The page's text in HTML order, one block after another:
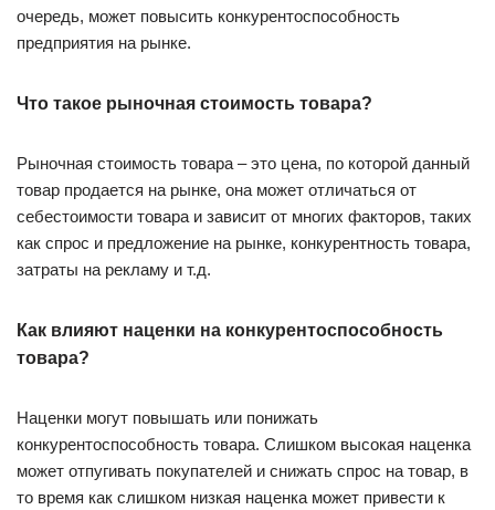
очередь, может повысить конкурентоспособность
предприятия на рынке.
Что такое рыночная стоимость товара?
Рыночная стоимость товара – это цена, по которой данный
товар продается на рынке, она может отличаться от
себестоимости товара и зависит от многих факторов, таких
как спрос и предложение на рынке, конкурентность товара,
затраты на рекламу и т.д.
Как влияют наценки на конкурентоспособность
товара?
Наценки могут повышать или понижать
конкурентоспособность товара. Слишком высокая наценка
может отпугивать покупателей и снижать спрос на товар, в
то время как слишком низкая наценка может привести к